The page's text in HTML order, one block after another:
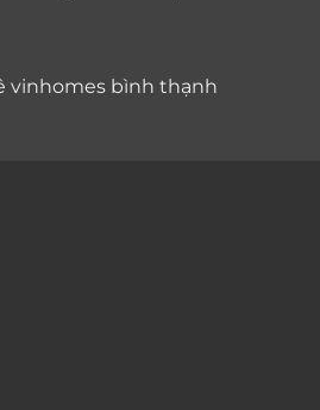
vinhomes bình thạnh